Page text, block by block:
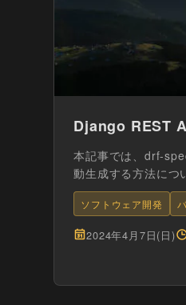
Django REST
本記事では、drf-
動生成する方法につ
ソフトウェア開発
2024年4月7日(日)